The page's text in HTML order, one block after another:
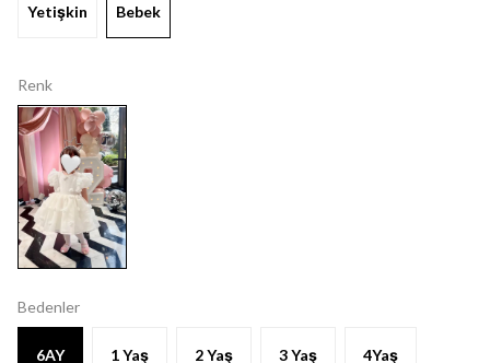
Yetişkin Bebek
Renk
Bedenler
6AY 1 Yaş 2 Yaş 3 Yaş 4Yaş